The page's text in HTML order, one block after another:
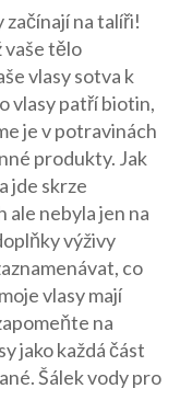
začínají na talíři!
vaše tělo
vlasy sotva k
vlasy patří biotin,
je v potravinách
produkty. Jak
jde skrze
ale nebyla jen na
výživy
co
vlasy mají
na
jako každá část
Šálek vody pro